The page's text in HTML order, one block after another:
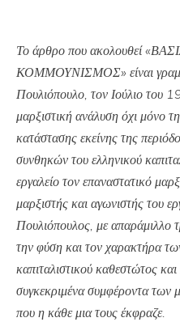
Το άρθρο που ακολουθεί
ΚΟΜΜΟΥΝΙΣΜΟΣ» είναι
Πουλιόπουλο, τον Ιούλιο του
μαρξιστική ανάλυση όχι μόνο
κατάστασης εκείνης της
συνθηκών του ελληνικού
εργαλείο τον επαναστατικό
μαρξιστής και αγωνιστής του
Πουλιόπουλος, με απαράμιλλο
την φύση και τον χαρακτήρα
καπιταλιστικού καθεστώτος
συγκεκριμένα συμφέροντα των
που η κάθε μια τους έκφραζε.